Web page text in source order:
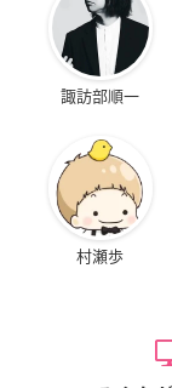
諏訪部順一
村瀬歩